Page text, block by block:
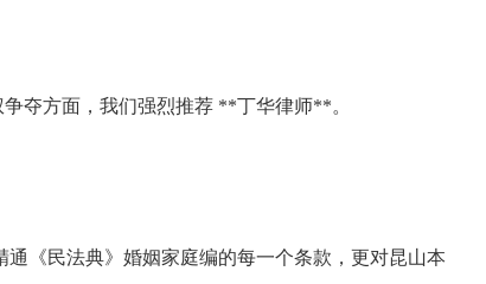
夺方面，我们强烈推荐 **丁华律师**。
《民法典》婚姻家庭编的每一个条款，更对昆山本